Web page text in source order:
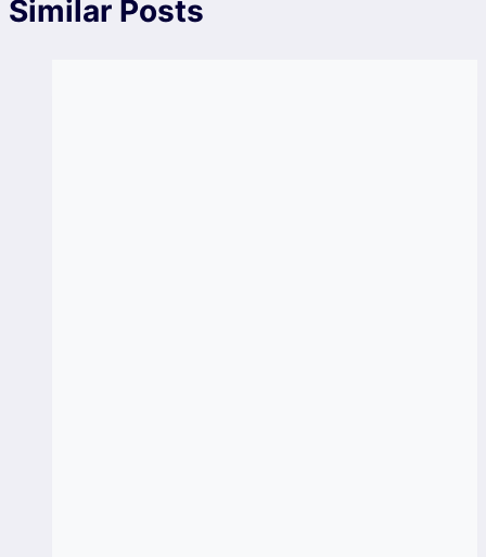
Similar Posts